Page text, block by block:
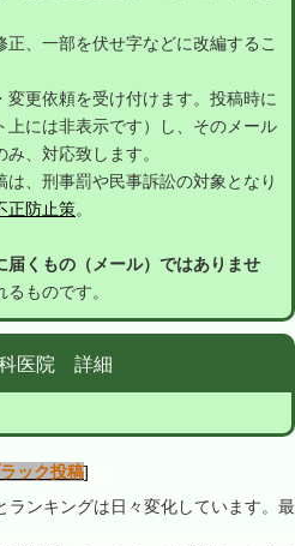
、一部を伏せ字などに改編するこ
更依頼を受け付けます。投稿時に
上には非表示です）し、そのメール
、対応致します。
、刑事罰や民事訴訟の対象となり
正防止策。
届くもの（メール）ではありませ
ものです。
医院 詳細
ック投稿]
ンキングは日々変化しています。最